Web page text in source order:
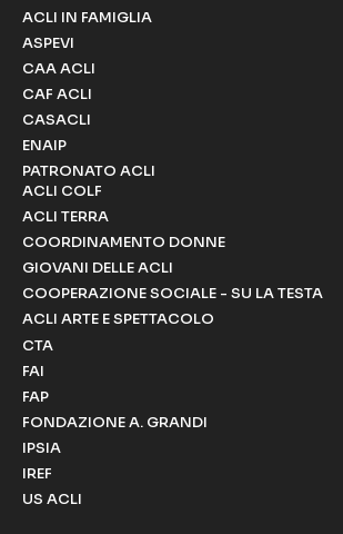
ACLI IN FAMIGLIA
ASPEVI
CAA ACLI
CAF ACLI
CASACLI
ENAIP
PATRONATO ACLI
ACLI COLF
ACLI TERRA
COORDINAMENTO DONNE
GIOVANI DELLE ACLI
COOPERAZIONE SOCIALE - SU LA TESTA
ACLI ARTE E SPETTACOLO
CTA
FAI
FAP
FONDAZIONE A. GRANDI
IPSIA
IREF
US ACLI